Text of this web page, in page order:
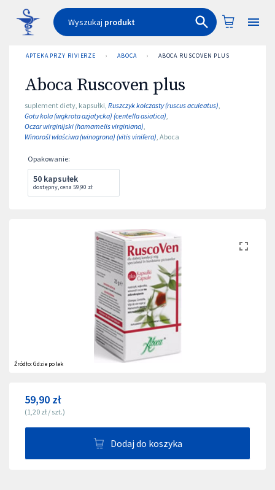
Wyszukaj produkt
APTEKA PRZY RIVIERZE › ABOCA › ABOCA RUSCOVEN PLUS
Aboca Ruscoven plus
suplement diety, kapsułki, Ruszczyk kolczasty (ruscus aculeatus),
Gotu kola (wąkrota azjatycka) (centella asiatica),
Oczar wirginijski (hamamelis virginiana),
Winorośl właściwa (winogrona) (vitis vinifera), Aboca
Opakowanie:
50 kapsułek
dostępny,cena 59,90 zł
Źródło:Gdzie po lek
59,90 zł
(1,20 zł / szt.)
Dodaj do koszyka